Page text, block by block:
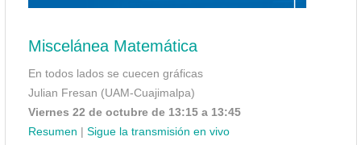
Miscelánea Matemática
En todos lados se cuecen gráficas
Julian Fresan (UAM-Cuajimalpa)
Viernes 22 de octubre de 13:15 a 13:45
Resumen | Sigue la transmisión en vivo